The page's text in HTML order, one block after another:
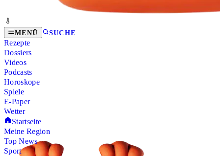
MENÜ SUCHE
Rezepte
Dossiers
Videos
Podcasts
Horoskope
Spiele
E-Paper
Wetter
Startseite
Meine Region
Top News
Sport